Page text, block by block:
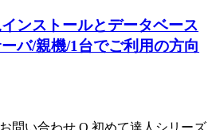
ンストールとデータベース
バ/親機/1台でご利用の方向
問い合わせ Q.初めて達人シリーズ